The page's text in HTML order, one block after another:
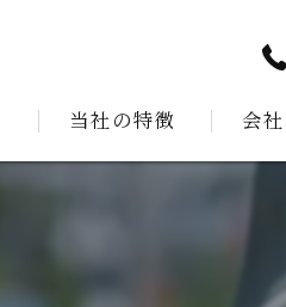
当社の特徴 会